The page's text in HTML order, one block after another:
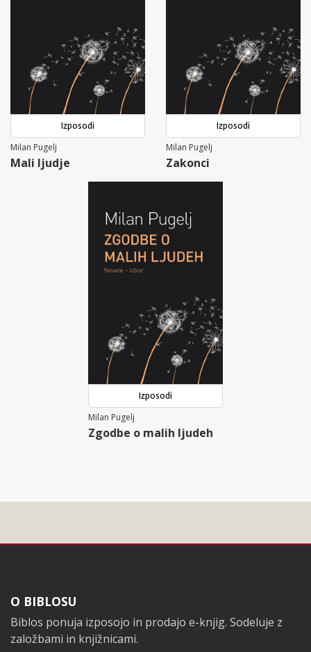
Izposodi
Milan Pugelj
Mali ljudje
Izposodi
Milan Pugelj
Zakonci
Izposodi
Milan Pugelj
Zgodbe o malih ljudeh
Noga
O BIBLOSU
Biblos ponuja izposojo in prodajo e-knjig. Sodeluje z
založbami in knjižnicami.